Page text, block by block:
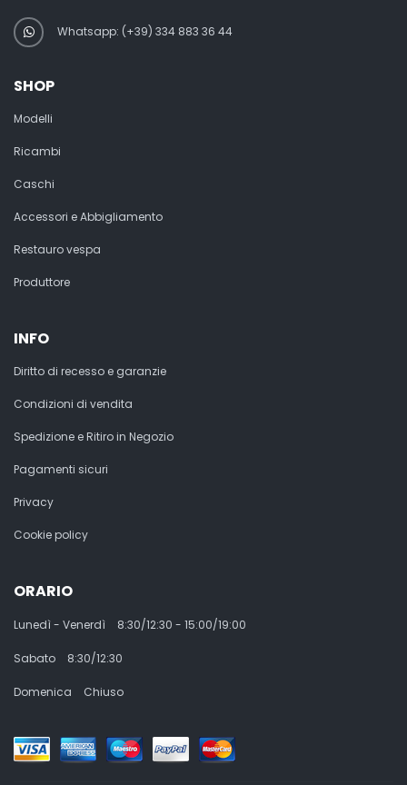
Whatsapp: (+39) 334 883 36 44
SHOP
Modelli
Ricambi
Caschi
Accessori e Abbigliamento
Restauro vespa
Produttore
INFO
Diritto di recesso e garanzie
Condizioni di vendita
Spedizione e Ritiro in Negozio
Pagamenti sicuri
Privacy
Cookie policy
ORARIO
Lunedì - Venerdì 8:30/12:30 - 15:00/19:00
Sabato 8:30/12:30
Domenica Chiuso